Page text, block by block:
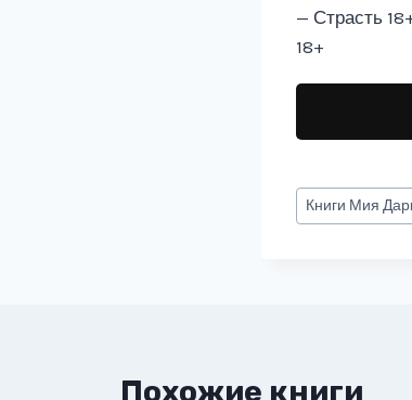
— Страсть
18+
Метки
записи:
Книги Мия
Похожие книги